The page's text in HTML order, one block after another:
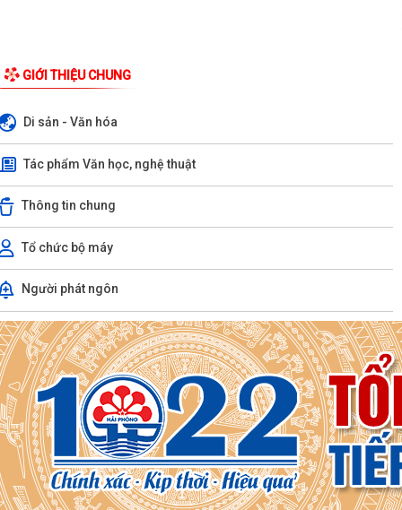
GIỚI THIỆU CHUNG
Di sản - Văn hóa
Tác phẩm Văn học, nghệ thuật
Thông tin chung
Tổ chức bộ máy
Người phát ngôn